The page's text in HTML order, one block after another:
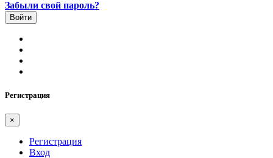
Забыли свой пароль?
Регистрация
×
Регистрация
Вход